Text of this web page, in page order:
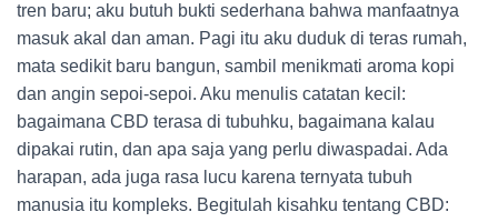
tren baru; aku butuh bukti sederhana bahwa manfaatnya
masuk akal dan aman. Pagi itu aku duduk di teras rumah,
mata sedikit baru bangun, sambil menikmati aroma kopi
dan angin sepoi-sepoi. Aku menulis catatan kecil:
bagaimana CBD terasa di tubuhku, bagaimana kalau
dipakai rutin, dan apa saja yang perlu diwaspadai. Ada
harapan, ada juga rasa lucu karena ternyata tubuh
manusia itu kompleks. Begitulah kisahku tentang CBD: